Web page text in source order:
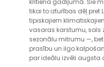
kritiena gadījumā. Šie
tikai to izturības dēļ pret
tipiskajiem
vasaras karstumu, sals
sezonālu mitrumu —,
prasību un ilgo
par ideālu izvēli augsta